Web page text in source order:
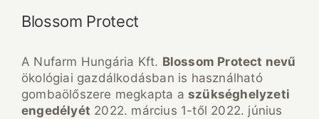
Blossom Protect
A Nufarm Hungária Kft. Blossom Protect nevű
ökológiai gazdálkodásban is használható
gombaölőszere megkapta a szükséghelyzeti
engedélyét 2022. március 1-től 2022. június